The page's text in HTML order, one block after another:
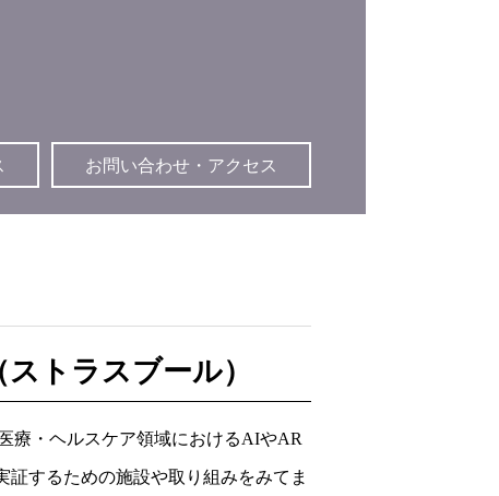
お問い合わせ・アクセス
トラスブール）
療・ヘルスケア領域におけるAIやAR
証するための施設や取り組みをみてま